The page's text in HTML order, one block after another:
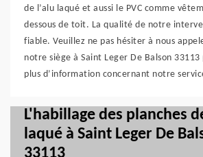
de l’alu laqué et aussi le PVC comme
dessous de toit. La qualité de notre
fiable. Veuillez ne pas hésiter à nous
notre siège à Saint Leger De Balson
plus d’information concernant notre
L'habillage des planches
laqué à Saint Leger De
33113